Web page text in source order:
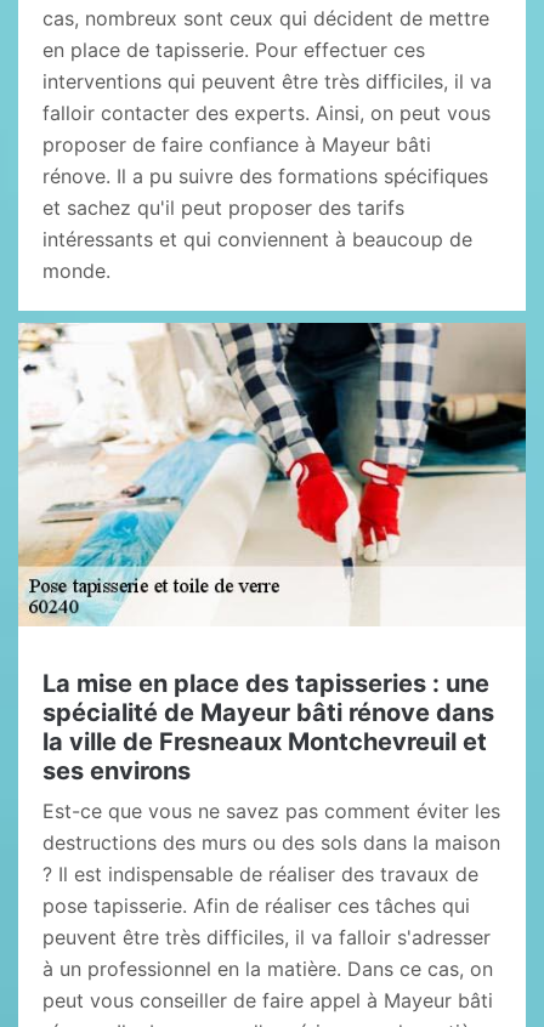
cas, nombreux sont ceux qui décident de mettre
en place de tapisserie. Pour effectuer ces
interventions qui peuvent être très difficiles, il va
falloir contacter des experts. Ainsi, on peut vous
proposer de faire confiance à Mayeur bâti
rénove. Il a pu suivre des formations spécifiques
et sachez qu'il peut proposer des tarifs
intéressants et qui conviennent à beaucoup de
monde.
La mise en place des tapisseries : une
spécialité de Mayeur bâti rénove dans
la ville de Fresneaux Montchevreuil et
ses environs
Est-ce que vous ne savez pas comment éviter les
destructions des murs ou des sols dans la maison
? Il est indispensable de réaliser des travaux de
pose tapisserie. Afin de réaliser ces tâches qui
peuvent être très difficiles, il va falloir s'adresser
à un professionnel en la matière. Dans ce cas, on
peut vous conseiller de faire appel à Mayeur bâti